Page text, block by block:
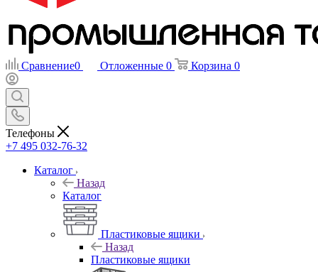
Сравнение0 Отложенные 0 Корзина 0
Телефоны
+7 495 032-76-32
Каталог
Назад
Каталог
Пластиковые ящики
Назад
Пластиковые ящики